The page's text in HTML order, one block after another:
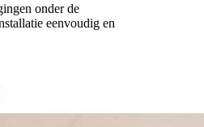
onder de
eenvoudig en